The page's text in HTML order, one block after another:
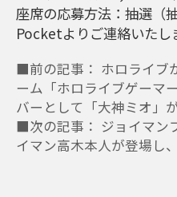
座席の応募方法：抽選（
Pocketよりご連絡いたし
■前の記事： ホロライブ
ーム「ホロライブゲーマ
バーとして「大神ミオ」
■次の記事： ジョイマン
イマン高木本人が登場し